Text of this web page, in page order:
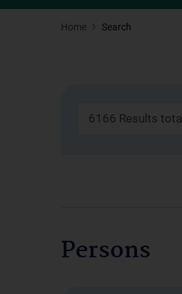
Home Search
6166 Results total
Persons